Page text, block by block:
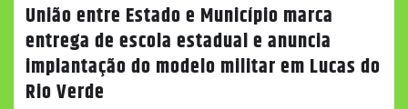
União entre Estado e Município marca
entrega de escola estadual e anuncia
implantação do modelo militar em Lucas do
Rio Verde